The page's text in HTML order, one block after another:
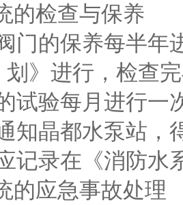
的检查与保养
门的保养每半年
进行，检查完
试验每月进行一
知晶都水泵站，
记录在《消防水
的应急事故处理